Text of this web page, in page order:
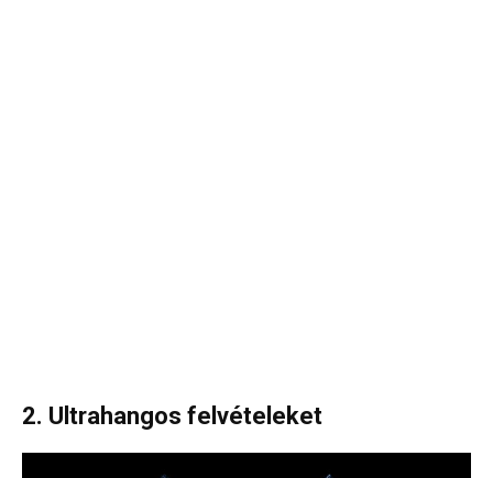
2. Ultrahangos felvételeket